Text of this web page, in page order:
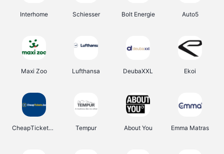
Interhome Schiesser Bolt Energie Auto5
Maxi Zoo Lufthansa DeubaXXL Ekoi
CheapTickets.be Tempur About You Emma Matras